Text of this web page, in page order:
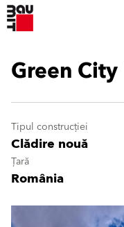
Green
Tipul construcției
Clădire nouă
Țară
România